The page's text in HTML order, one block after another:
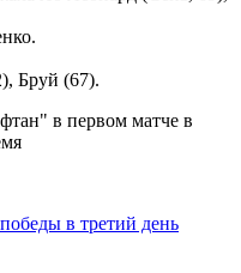
Бруй (67).
в третий день